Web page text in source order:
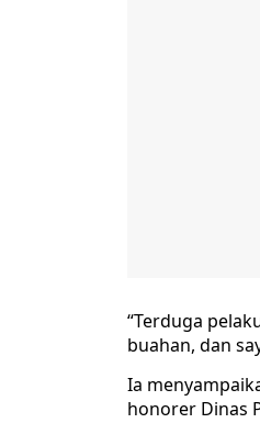
“Terduga
buahan, dan
Ia
honorer Dinas